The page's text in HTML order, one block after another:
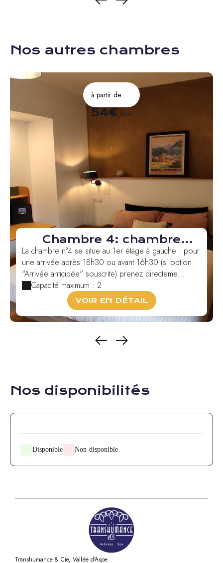
Nos autres chambres
à partir de
54€ /nuit
Chambre 4: chambre
double ou twin Passejada
La chambre n°4 se situe au 1er étage à gauche : pour
une arrivée après 18h30 ou avant 16h30 (si option
"Arrivée anticipée" souscrite) prenez directeme...
Capacité maximum : 2
VOIR EN DÉTAIL
Nos disponibilités
- Disponible - Non-disponible
Transhumance & Cie, Vallée d'Aspe